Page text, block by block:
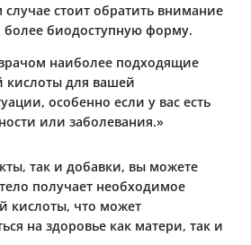
случае стоит обратить внимание
более биодоступную форму.
наиболее подходящие
кислоты для вашей
особенно если у вас есть
или заболевания.»
так и добавки, вы можете
получает необходимое
кислоты, что может
на здоровье как матери, так и